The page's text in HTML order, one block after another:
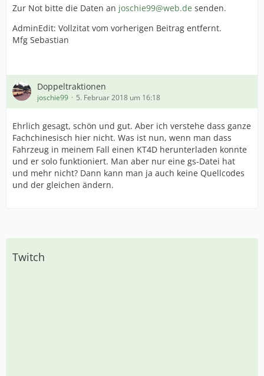
Zur Not bitte die Daten an joschie99@web.de senden.
AdminEdit: Vollzitat vom vorherigen Beitrag entfernt.
Mfg Sebastian
Doppeltraktionen
joschie99 5. Februar 2018 um 16:18
Ehrlich gesagt, schön und gut. Aber ich verstehe dass ganze
Fachchinesisch hier nicht. Was ist nun, wenn man dass
Fahrzeug in meinem Fall einen KT4D herunterladen konnte
und er solo funktioniert. Man aber nur eine gs-Datei hat
und mehr nicht? Dann kann man ja auch keine Quellcodes
und der gleichen ändern.
Twitch